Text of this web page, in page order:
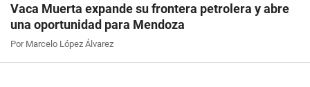
Vaca Muerta expande su frontera petrolera y abre
una oportunidad para Mendoza
Por Marcelo López Álvarez